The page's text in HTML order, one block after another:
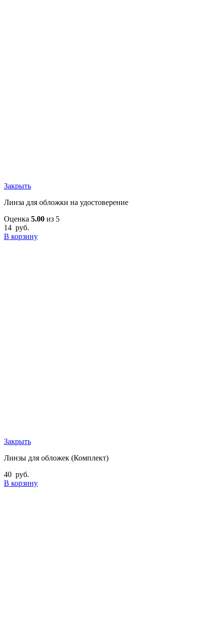
Закрыть
Линза для обложки на удостоверение
Оценка 5.00 из 5
14 руб.
В корзину
Закрыть
Линзы для обложек (Комплект)
40 руб.
В корзину